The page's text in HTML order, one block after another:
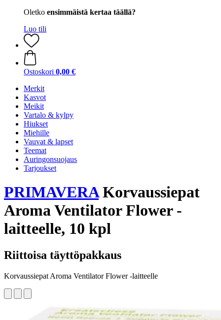
Oletko ensimmäistä kertaa täällä?
Luo tili
Ostoskori 0,00 €
Merkit
Kasvot
Meikit
Vartalo & kylpy
Hiukset
Miehille
Vauvat & lapset
Teemat
Auringonsuojaus
Tarjoukset
PRIMAVERAKorvaussiepat
Aroma Ventilator Flower -
laitteelle, 10 kpl
Riittoisa täyttöpakkaus
Korvaussiepat Aroma Ventilator Flower -laitteelle